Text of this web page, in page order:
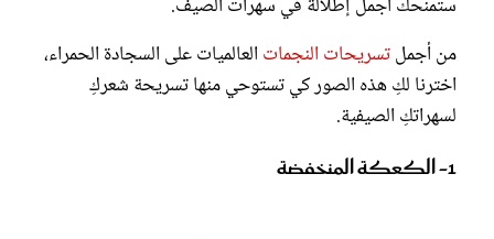
من أجملتسريحات النجمات العالميات على السجادة الحمراء،
اخترنا لكِ هذه الصور كي تستوحي منها تسريحة شعركِ
لسهراتكِ الصيفية.
1- الكعكة المنخفضة